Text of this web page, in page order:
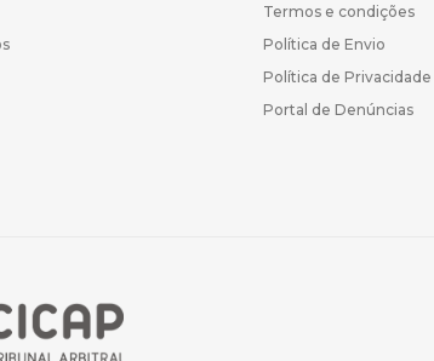
Termos e condições
Política de Envio
Política de Privacidade
Portal de Denúncias